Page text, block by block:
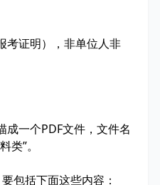
证明），非单位人非
成一个PDF文件，文件名
类”。
包括下面这些内容：